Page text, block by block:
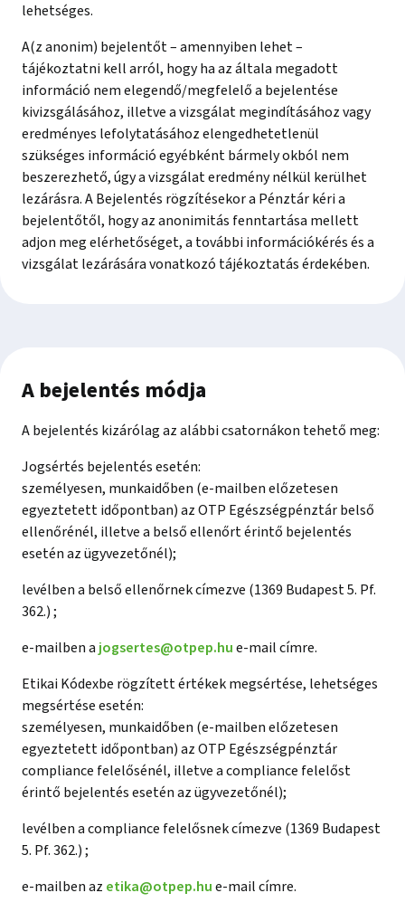
lehetséges.
A(z anonim) bejelentőt – amennyiben lehet –
tájékoztatni kell arról, hogy ha az általa megadott
információ nem elegendő/megfelelő a bejelentése
kivizsgálásához, illetve a vizsgálat megindításához vagy
eredményes lefolytatásához elengedhetetlenül
szükséges információ egyébként bármely okból nem
beszerezhető, úgy a vizsgálat eredmény nélkül kerülhet
lezárásra. A Bejelentés rögzítésekor a Pénztár kéri a
bejelentőtől, hogy az anonimitás fenntartása mellett
adjon meg elérhetőséget, a további információkérés és a
vizsgálat lezárására vonatkozó tájékoztatás érdekében.
A bejelentés módja
A bejelentés kizárólag az alábbi csatornákon tehető meg:
Jogsértés bejelentés esetén:
személyesen, munkaidőben (e-mailben előzetesen
egyeztetett időpontban) az OTP Egészségpénztár belső
ellenőrénél, illetve a belső ellenőrt érintő bejelentés
esetén az ügyvezetőnél);
levélben a belső ellenőrnek címezve (1369 Budapest 5. Pf.
362.) ;
e-mailben a jogsertes@otpep.hue-mail címre.
Etikai Kódexbe rögzített értékek megsértése, lehetséges
megsértése esetén:
személyesen, munkaidőben (e-mailben előzetesen
egyeztetett időpontban) az OTP Egészségpénztár
compliance felelősénél, illetve a compliance felelőst
érintő bejelentés esetén az ügyvezetőnél);
levélben a compliance felelősnek címezve (1369 Budapest
5. Pf. 362.) ;
e-mailben az etika@otpep.hue-mail címre.